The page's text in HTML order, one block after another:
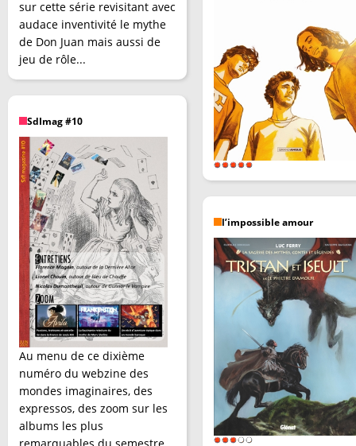
sur cette série revisitant avec
audace inventivité le mythe
de Don Juan mais aussi de
jeu de rôle...
SdImag #10
Au menu de ce dixième
numéro du webzine des
mondes imaginaires, des
expressos, des zoom sur les
albums les plus
l’impossible amour